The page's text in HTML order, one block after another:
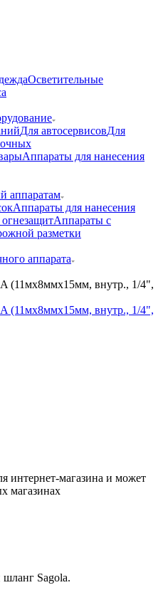
Осветительные
Для автосервисовДля
Аппараты для нанесения
аппаратам
Аппараты для нанесения
Аппараты с
разметки
аппарата
(11мх8ммх15мм, внутр., 1/4",
интернет-магазина и может
магазинах
Sagola.